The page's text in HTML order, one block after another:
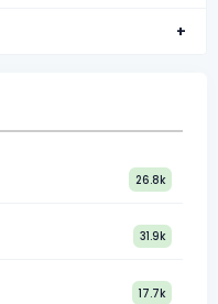
26.8k
31.9k
17.7k